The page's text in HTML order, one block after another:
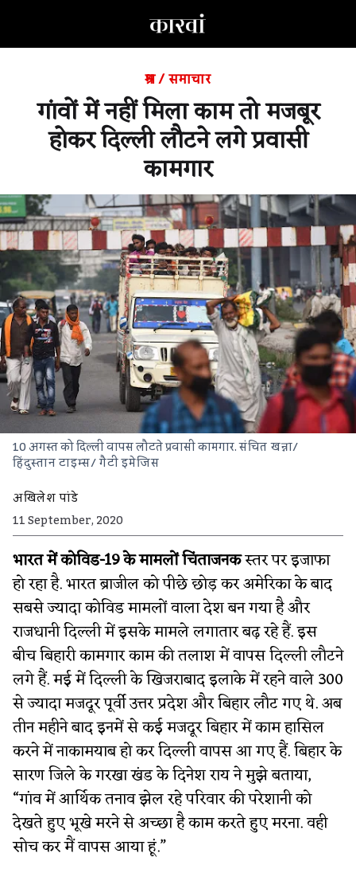
श्रम/समाचार
गांवों में नहीं मिला काम तो मजबूर
होकर दिल्ली लौटने लगे प्रवासी
कामगार
10 अगस्त को दिल्ली वापस लौटते प्रवासी कामगार.संचित खन्ना/
हिंदुस्तान टाइम्स/ गैटी इमेजिस
अखिलेश पांडे
11 September, 2020
भारत में कोविड-19 के मामलों चिंताजनकस्तर पर इजाफा
हो रहा है. भारत ब्राजील को पीछे छोड़ कर अमेरिका के बाद
सबसे ज्यादा कोविड मामलों वाला देश बन गया है और
राजधानी दिल्ली में इसके मामले लगातार बढ़ रहे हैं. इस
बीच बिहारी कामगार काम की तलाश में वापस दिल्ली लौटने
लगे हैं. मई में दिल्ली के खिजराबाद इलाके में रहने वाले 300
से ज्यादा मजदूर पूर्वी उत्तर प्रदेश और बिहार लौट गए थे. अब
तीन महीने बाद इनमें से कई मजदूर बिहार में काम हासिल
करने में नाकामयाब हो कर दिल्ली वापस आ गए हैं. बिहार के
सारण जिले के गरखा खंड के दिनेश राय ने मुझे बताया,
“गांव में आर्थिक तनाव झेल रहे परिवार की परेशानी को
देखते हुए भूखे मरने से अच्छा है काम करते हुए मरना. वही
सोच कर मैं वापस आया हूं.”